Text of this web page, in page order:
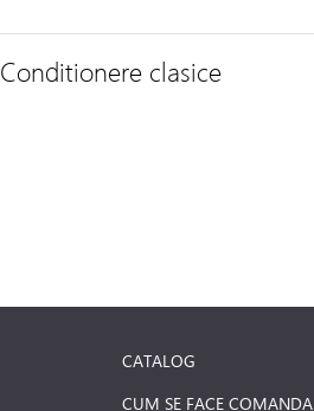
Conditionere clasice
CATALOG
CUM SE FACE COMANDA